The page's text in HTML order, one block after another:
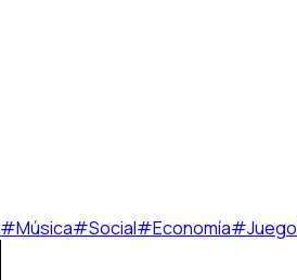
#Música#Social#Economía#Juego